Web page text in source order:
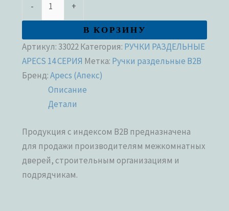
- +
В КОРЗИНУ
Артикул:33022Категория: РУЧКИ РАЗДЕЛЬНЫЕ
APECS 14 СЕРИЯ Метка: Ручки раздельные В2В
Бренд:Apecs (Апекс)
Описание
Детали
Продукция с индексом В2В предназначена
для продажи производителям межкомнатных
дверей, строительным организациям и
подрядчикам.